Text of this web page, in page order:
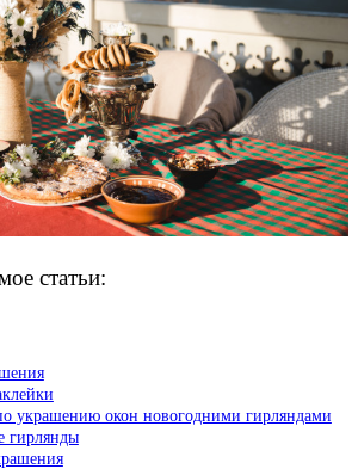
статьи:
украшению окон новогодними гирляндами
гирлянды